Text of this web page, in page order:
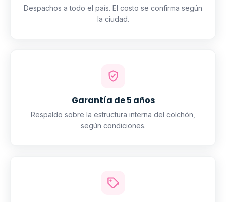
Despachos a todo el país. El costo se confirma según
la ciudad.
Garantía de 5 años
Respaldo sobre la estructura interna del colchón,
según condiciones.